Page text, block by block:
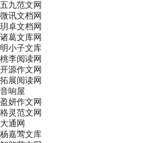
五九范文网
微讯文档网
玥卓文档网
诸葛文库网
明小子文库
桃李阅读网
开源作文网
拓展阅读网
音响屋
盈妍作文网
格灵范文网
大通网
杨嘉莺文库